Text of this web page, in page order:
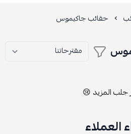
حقائب جاكيموس
جلب المزيد 😢
العملاء